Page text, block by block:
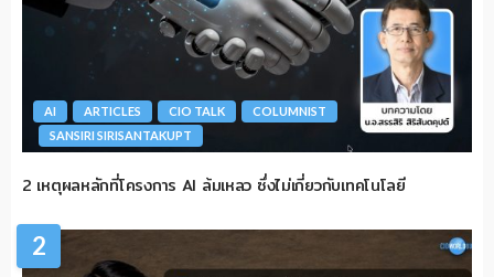
AI ARTICLES CIO TALK
COLUMNIST
SANSIRI SIRISANTAKUPT
2 เหตุผลหลักที่โครงการ AI ล้มเหลว ซึ่งไม่เกี่ยวกับเทคโนโลยี
2